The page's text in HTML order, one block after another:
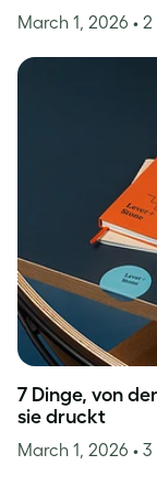
March 1, 2026 •
7 Dinge, von
sie druckt
March 1, 2026 •